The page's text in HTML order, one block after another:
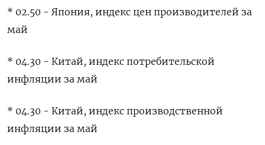
* 02.50 - Япония, индекс ‌цен производителей за
май
* 04.30 - ​Китай, индекс потребительской
инфляции за ‌май
* 04.30 - Китай, индекс производственной
инфляции за май